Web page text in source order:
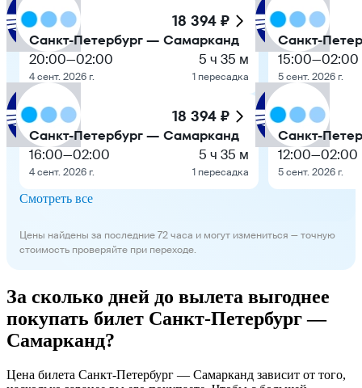
18 394 ₽
Санкт-Петербург — Самарканд
20:00—02:00
4 сент. 2026 г.
5 ч 35 м
1 пересадка
18 394 ₽
Санкт-Петербург — Самарканд
16:00—02:00
4 сент. 2026 г.
5 ч 35 м
1 пересадка
Санкт-
15:00—02:00
5 сент. 2026 г.
Санкт-
12:00—02:00
5 сент. 2026 г.
Смотреть все
Цены найдены за последние 72 часа и могут измениться — точную
стоимость проверяйте при переходе.
За сколько дней до вылета выгоднее
покупать билет Санкт-Петербург —
Самарканд?
Цена билета Санкт-Петербург — Самарканд зависит от того,